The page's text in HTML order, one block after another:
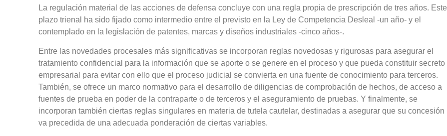
La regulación material de las acciones de defensa concluye con una regla propia de prescripción de tres años. Este
plazo trienal ha sido fijado como intermedio entre el previsto en la Ley de Competencia Desleal -un año- y el
contemplado en la legislación de patentes, marcas y diseños industriales -cinco años-.
Entre las novedades procesales más significativas se incorporan reglas novedosas y rigurosas para asegurar el
tratamiento confidencial para la información que se aporte o se genere en el proceso y que pueda constituir secreto
empresarial para evitar con ello que el proceso judicial se convierta en una fuente de conocimiento para terceros.
También, se ofrece un marco normativo para el desarrollo de diligencias de comprobación de hechos, de acceso a
fuentes de prueba en poder de la contraparte o de terceros y el aseguramiento de pruebas. Y finalmente, se
incorporan también ciertas reglas singulares en materia de tutela cautelar, destinadas a asegurar que su concesión
va precedida de una adecuada ponderación de ciertas variables.